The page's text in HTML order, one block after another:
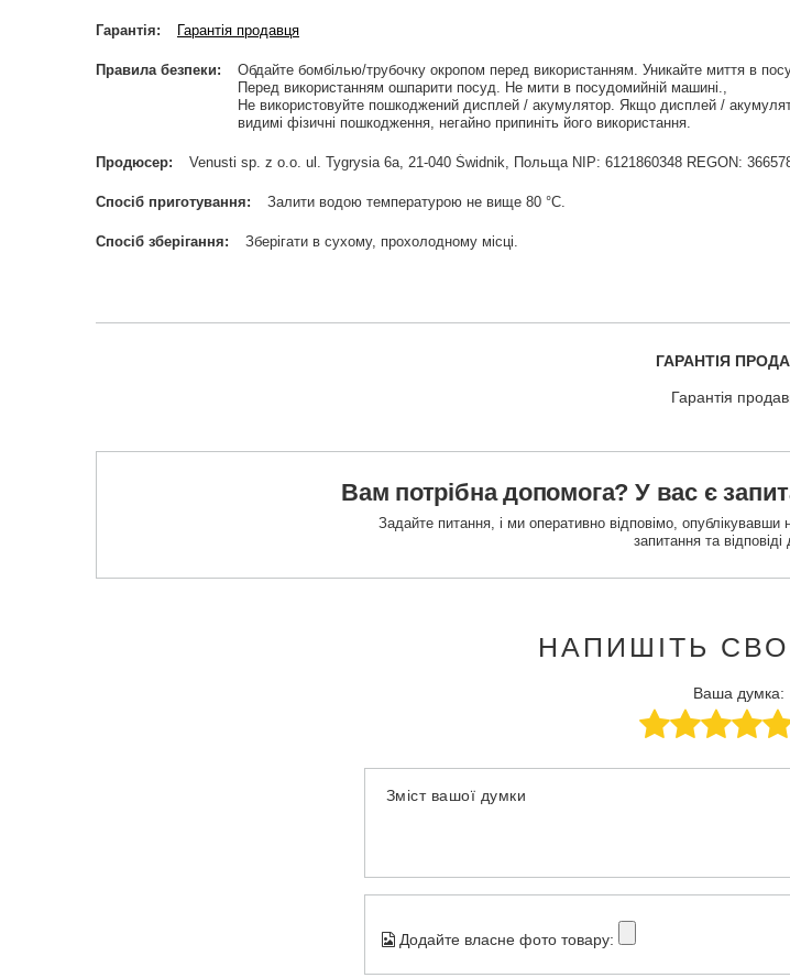
Гарантія Гарантія продавця
Правила безпеки
Обдайте бомбілью/трубочку окропом перед використанням. Уникайте миття в
Перед використанням ошпарити посуд. Не мити в посудомийній машині.
Не використовуйте пошкоджений дисплей / акумулятор. Якщо дисплей /
видимі фізичні пошкодження, негайно припиніть його використання.
Продюсер Venusti sp. z o.o. ul. Tygrysia 6a, 21-040 Świdnik, Польща NIP: 6121860348 REGON:
Спосіб приготування Залити водою температурою не вище 80 °С.
Спосіб зберігання Зберігати в сухому, прохолодному місці.
ГАРАНТІЯ
Гарантія
Вам потрібна допомога? У вас є
Задайте питання, і ми оперативно відповімо, опублікувавши
запитання та
НАПИШІТЬ
Ваша думка:
Зміст вашої думки
Додайте власне фото товару: